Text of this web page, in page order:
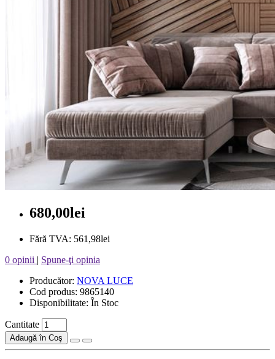
680,00lei
Fără TVA: 561,98lei
0 opinii | Spune-ţi opinia
Producător: NOVA LUCE
Cod produs: 9865140
Disponibilitate: În Stoc
Cantitate
Adaugă în Coş